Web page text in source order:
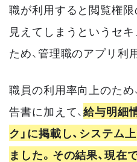
職が利用すると閲覧権
見えてしまうというセ
ため、管理職のアプリ利
職員の利用率向上のため
告書に加えて、給与明細
ク」に掲載し、システム
ました。その結果、現